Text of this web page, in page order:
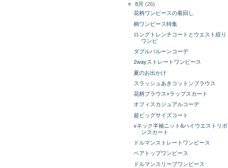
▼8月(26)
花柄ワンピースの着回し
柄ワンピース特集
ロングトレンチコートとウエスト絞り
ワンピ
ダブルバルーンコーデ
2wayストレートワンピース
夏のお出かけ
スラッシュあきコットンブラウス
花柄ブラウス×ラップスカート
オフィスカジュアルコーデ
超ビッグサイズコート
vネック半袖ニット&ハイウエストリボ
ンスカート
ドルマンストレートワンピース
ベアトップワンピース
ドルマンスリーブワンピース